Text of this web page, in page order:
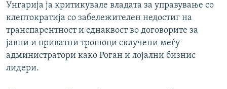
Унгарија ја критикувале владата за управување со
клептократија со забележителен недостиг на
транспарентност и еднаквост во договорите за
јавни и приватни трошоци склучени меѓу
администратори како Роган и лојални бизнис
лидери.